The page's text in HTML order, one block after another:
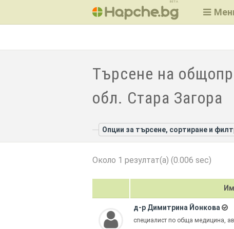
BETA
Търсене на
обл. Стара Загора
Опции за търсене, сортиране и
Около 1 резултат(а) (0.006 sec)
д-р Димитрина Йонкова
специалист по обща медицина,